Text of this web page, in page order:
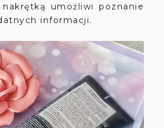
nakrętką umożliwi poznanie
informacji.